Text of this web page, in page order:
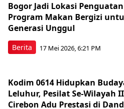
Berita
Bogor Jadi Lokasi Penguatan
Program Makan Bergizi
Generasi Unggul
17 Mei 2026, 6:21 PM
Kodim 0614 Hidupkan
Leluhur, Pesilat Se-Wilayah
Cirebon Adu Prestasi di